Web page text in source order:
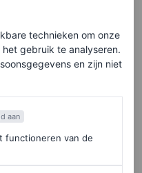
uit de herfst/winter
Cat het podium betrad.
World
droeg een op
geïnspireerd op een
technieken om onze
gebruik te analyseren.
en zijn niet
aan
functioneren van de